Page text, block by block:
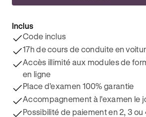
Inclus
Code inclus
17h de cours de conduite en
Accès illimité aux modules de
en ligne
Place d’examen 100% garantie
Accompagnement à l'examen le
Possibilité de paiement en 2, 3 ou